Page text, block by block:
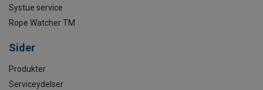
Systue service
Rope Watcher TM
Sider
Produkter
Serviceydelser